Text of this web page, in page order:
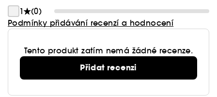
1
(0)
Podmínky přidávání recenzí a hodnocení
Tento produkt zatím nemá žádné recenze.
Přidat recenzi